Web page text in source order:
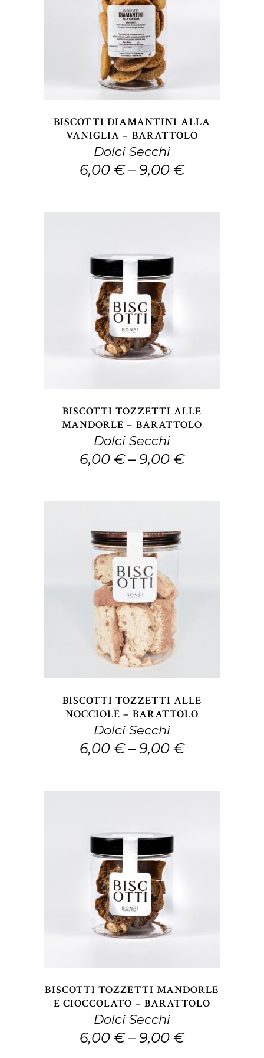
SCEGLI
Questo
prodotto
ha
più
varianti.
Le
opzioni
possono
essere
scelte
BISCOTTI DIAMANTINI ALLA
VANIGLIA – BARATTOLO
Dolci Secchi
6,00 €– 9,00 €
SCEGLI Questo
prodotto
ha
più
Le
opzioni
possono
essere
scelte
prodotto
BISCOTTI TOZZETTI ALLE
MANDORLE – BARATTOLO
Dolci Secchi
6,00 €– 9,00 €
SCEGLI
Questo
prodotto
ha
più
varianti.
Le
opzioni
possono
essere
scelte
BISCOTTI TOZZETTI ALLE
NOCCIOLE – BARATTOLO
Dolci Secchi
6,00 €– 9,00 €
SCEGLI Questo
prodotto
ha
più
Le
opzioni
possono
essere
scelte
BISCOTTI TOZZETTI MANDORLE
E CIOCCOLATO – BARATTOLO
Dolci Secchi
6,00 €– 9,00 €